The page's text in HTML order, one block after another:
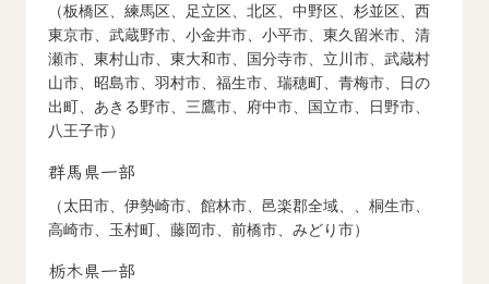
（板橋区、練馬区、足立区、北区、中野区、杉並区、西
東京市、武蔵野市、小金井市、小平市、東久留米市、清
瀬市、東村山市、東大和市、国分寺市、立川市、武蔵村
山市、昭島市、羽村市、福生市、瑞穂町、青梅市、日の
出町、あきる野市、三鷹市、府中市、国立市、日野市、
八王子市）
群馬県一部
（太田市、伊勢崎市、館林市、邑楽郡全域、、桐生市、
高崎市、玉村町、藤岡市、前橋市、みどり市）
栃木県一部